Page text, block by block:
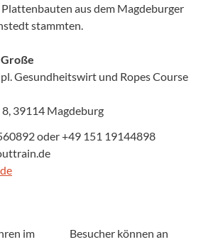
aus dem Magdeburger
stammten.
Gesundheitswirt und Ropes Course
39114 Magdeburg
oder +49 151 19144898
Besucher können an